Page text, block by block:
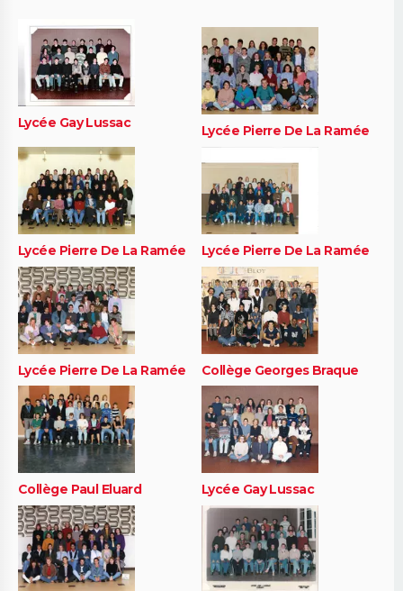
Lycée Gay Lussac Lycée Pierre De La Ramée
Lycée Pierre De La Ramée Lycée Pierre De La Ramée
Lycée Pierre De La Ramée Collège Georges Braque
Collège Paul Eluard Lycée Gay Lussac